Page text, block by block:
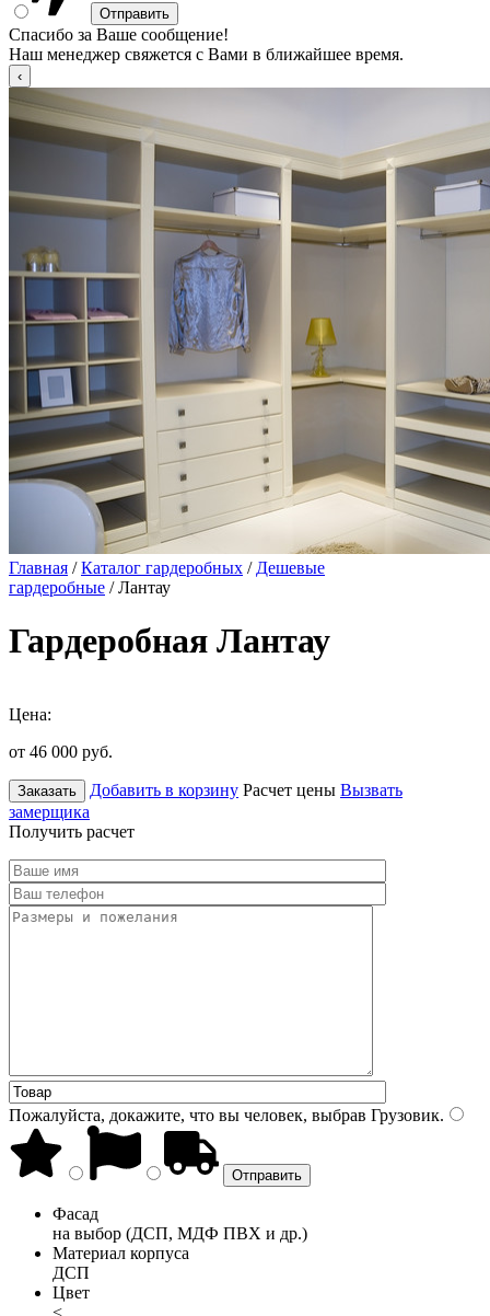
Спасибо за Ваше сообщение!
Наш менеджер свяжется с Вами в ближайшее время.
Главная /Каталог гардеробных / Дешевые
гардеробные / Лантау
Гардеробная Лантау
Цена:
от 46 000 руб.
Заказать Добавить в корзину Расчет цены Вызвать
замерщика
Получить расчет
Пожалуйста, докажите, что вы человек, выбрав Грузовик.
Фасад
на выбор (ДСП, МДФ ПВХ и др.)
Материал корпуса
ДСП
Цвет
<